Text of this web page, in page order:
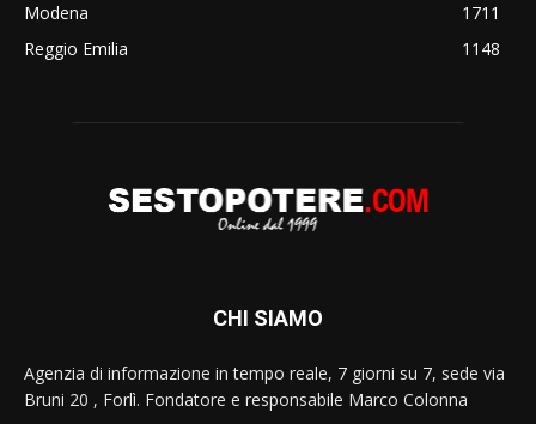
Modena
1711
Reggio Emilia
1148
CHI SIAMO
Agenzia di informazione in tempo reale, 7 giorni su 7, sede via
Bruni 20 , Forlì. Fondatore e responsabile Marco Colonna